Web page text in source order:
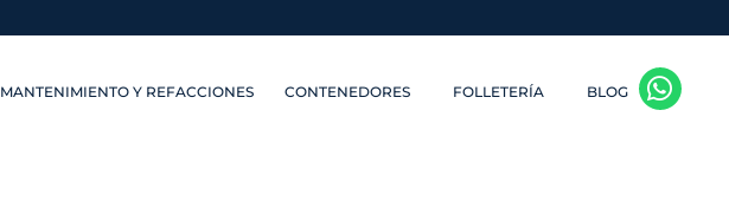
MANTENIMIENTO Y REFACCIONES CONTENEDORES FOLLETERÍA BLOG